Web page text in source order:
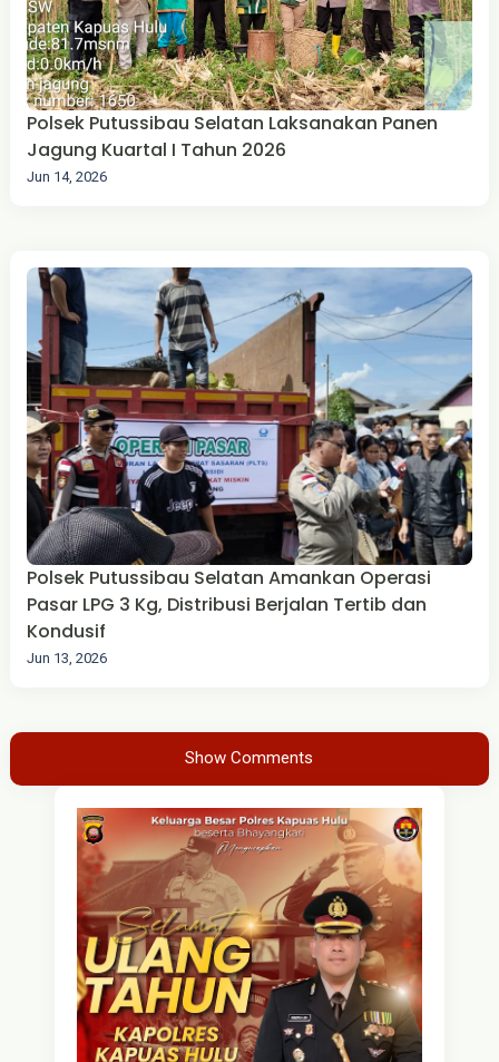
Polsek Putussibau Selatan Laksanakan Panen
Jagung Kuartal I Tahun 2026
Jun 14, 2026
Polsek Putussibau Selatan Amankan Operasi
Pasar LPG 3 Kg, Distribusi Berjalan Tertib dan
Kondusif
Jun 13, 2026
Show Comments